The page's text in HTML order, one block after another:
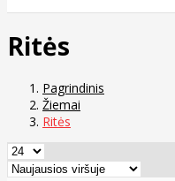
Ritės
Pagrindinis
Žiemai
Ritės